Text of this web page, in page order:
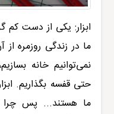
ابزار: یکی از دست
ما در زندگی روزمره
نمی‌توانیم خانه
حتی قفسه بگذاریم.
ما هستند... پس چرا